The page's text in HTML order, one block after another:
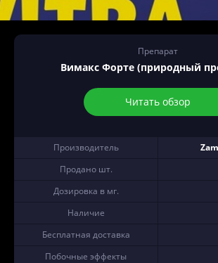
Препарат
Вимакс Форте (природный
Читать обзор
Производитель
Продано шт.
Дозировка в мг.
Наличие
Бесплатная доставка
Побочные эффекты